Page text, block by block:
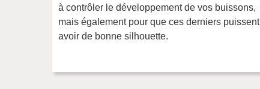
à contrôler le développement de vos buissons,
mais également pour que ces derniers puissent
avoir de bonne silhouette.